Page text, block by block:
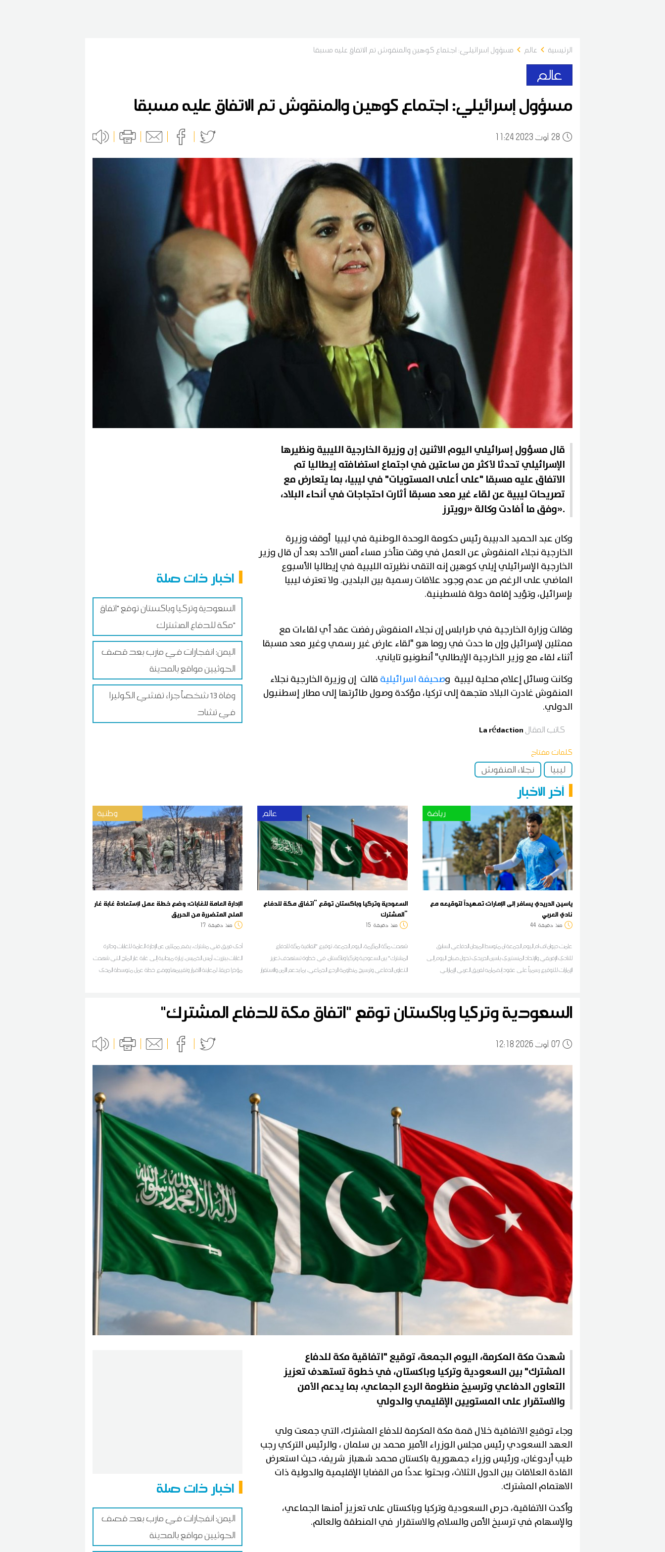
الرئيسية عالم مسؤول إسرائيلي: اجتماع كوهين والمنقوش تم الاتفاق عليه مسبقا
عالم
مسؤول إسرائيلي: اجتماع كوهين والمنقوش تم الاتفاق عليه مسبقا
28 11:24 2023 أوت
اخبار ذات صلة
السعودية وتركيا وباكستان توقع "اتفاق
مكة للدفاع المشترك"
اليمن: انفجارات في مأرب بعد قصف
الحوثيين مواقع بالمدينة
وفاة 13 شخصاً جراء تفشي الكوليرا
في تشاد
قال مسؤول إسرائيلي اليوم الاثنين إن وزيرة الخارجية الليبية ونظيرها
الإسرائيلي تحدثا لأكثر من ساعتين في اجتماع استضافته إيطاليا تم
الاتفاق عليه مسبقا "على أعلى المستويات" في ليبيا، بما يتعارض مع
تصريحات ليبية عن لقاء غير معد مسبقا أثارت احتجاجات في أنحاء البلاد،
وفق ما أفادت وكالة «رويترز».
وكان عبد الحميد الدبيبة رئيس حكومة الوحدة الوطنية في ليبيا أوقف وزيرة
الخارجية نجلاء المنقوش عن العمل في وقت متأخر مساء أمس الأحد بعد أن قال وزير
الخارجية الإسرائيلي إيلي كوهين إنه التقى نظيرته الليبية في إيطاليا الأسبوع
الماضي على الرغم من عدم وجود علاقات رسمية بين البلدين. ولا تعترف ليبيا
بإسرائيل، وتؤيد إقامة دولة فلسطينية.
وقالت وزارة الخارجية في طرابلس إن نجلاء المنقوش رفضت عقد أي لقاءات مع
ممثلين لإسرائيل وإن ما حدث في روما هو "لقاء عارض غير رسمي وغير معد مسبقا
أثناء لقاء مع وزير الخارجية الإيطالي" أنطونيو تاياني.
وكانت وسائل إعلام محلية ليبية وصحيفة اسرائيلية قالت إن وزيرة الخارجية نجلاء
المنقوش غادرت البلاد متجهة إلى تركيا، مؤكدة وصول طائرتها إلى مطار إسطنبول
الدولي.
كاتب المقال La rédaction
كلمات مفتاح
ليبيا نجلاء المنقوش
آخر الأخبار
وطنية
الإدارة العامة للغابات: وضع خطة عمل لإستعادة غابة غار
الملح المتضررة من الحريق
منذ دقيقة 17
أدى فريق فني مشترك، يضم ممثلين عن الإدارة العامة للغابات ودائرة
الغابات ببنزرت، أمس الخميس، زيارة ميدانية إلى غابة غار الملح التي شهدت
مؤخرا حريقا، لمعاينة الأضرار وتقييمها ووضع خطة عمل متوسطة المدى
عالم
السعودية وتركيا وباكستان توقع "اتفاق مكة للدفاع
المشترك"
منذ دقيقة 15
شهدت مكة المكرمة، اليوم الجمعة، توقيع "اتفاقية مكة للدفاع
المشترك" بين السعودية وتركيا وباكستان، في خطوة تستهدف تعزيز
التعاون الدفاعي وترسيخ منظومة الردع الجماعي، بما يدعم الأمن والاستقرار
رياضة
ياسين الدريدي يسافر إلى الإمارات تمهيداً لتوقيعه مع
نادي العربي
منذ دقيقة 44
علمت ديوان اف ام اليوم الجمعة ان متوسط الميدان الدفاعي السابق
للنادي الإفريقي والإتحاد المنستيري ياسين الدريدي تحول صباح اليوم إلى
الإمارات للتوقيع رسمياً على عقود إنضمامه لفريق العربي الإماراتي
السعودية وتركيا وباكستان توقع "اتفاق مكة للدفاع المشترك"
0712:18 2026 أوت
اخبار ذات صلة
اليمن: انفجارات في مأرب بعد قصف
الحوثيين مواقع بالمدينة
شهدت مكة المكرمة، اليوم الجمعة، توقيع "اتفاقية مكة للدفاع
المشترك" بين السعودية وتركيا وباكستان، في خطوة تستهدف تعزيز
التعاون الدفاعي وترسيخ منظومة الردع الجماعي، بما يدعم الأمن
والاستقرار على المستويين الإقليمي والدولي
وجاء توقيع الاتفاقية خلال قمة مكة المكرمة للدفاع المشترك، التي جمعت ولي
العهد السعودي رئيس مجلس الوزراء الأمير محمد بن سلمان ، والرئيس التركي رجب
طيب أردوغان، ورئيس وزراء جمهورية باكستان محمد شهباز شريف، حيث استعرض
القادة العلاقات بين الدول الثلاث، وبحثوا عددًا من القضايا الإقليمية والدولية ذات
الاهتمام المشترك.
وأكدت الاتفاقية، حرص السعودية وتركيا وباكستان على تعزيز أمنها الجماعي،
والإسهام في ترسيخ الأمن والسلام والاستقرار في المنطقة والعالم.